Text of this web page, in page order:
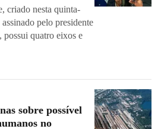
criado nesta quinta-
pelo presidente
quatro eixos e
sobre possível
no